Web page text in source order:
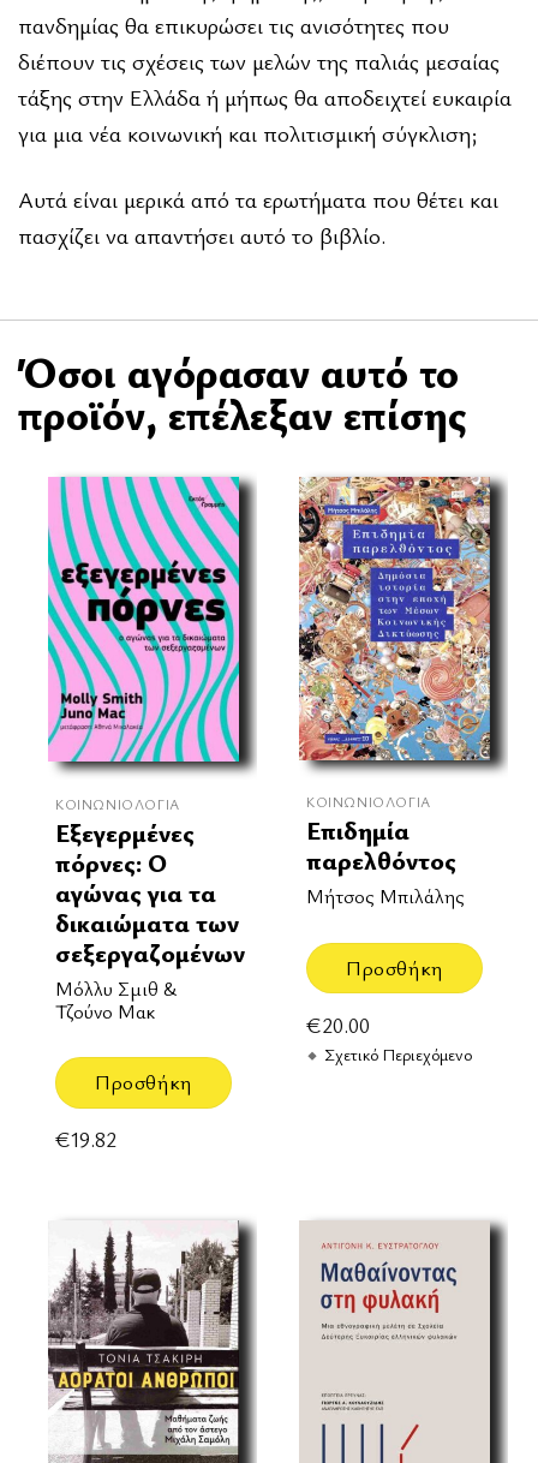
πανδημίας θα επικυρώσει τις ανισότητες που
διέπουν τις σχέσεις των μελών της παλιάς μεσαίας
τάξης στην Ελλάδα ή μήπως θα αποδειχτεί ευκαιρία
για μια νέα κοινωνική και πολιτισμική σύγκλιση;
Αυτά είναι μερικά από τα ερωτήματα που θέτει και
πασχίζει να απαντήσει αυτό το βιβλίο.
Όσοι αγόρασαν αυτό το
προϊόν, επέλεξαν επίσης
ΚΟΙΝΩΝΙΟΛΟΓΊΑ
Εξεγερμένες
πόρνες: Ο
αγώνας για τα
δικαιώματα των
σεξεργαζομένων
Μόλλυ Σμιθ &
Τζούνο Μακ
Προσθήκη
€19.82
ΚΟΙΝΩΝΙΟΛΟΓΊΑ
Επιδημία
παρελθόντος
Μήτσος Μπιλάλης
Προσθήκη
€20.00
Σχετικό Περιεχόμενο